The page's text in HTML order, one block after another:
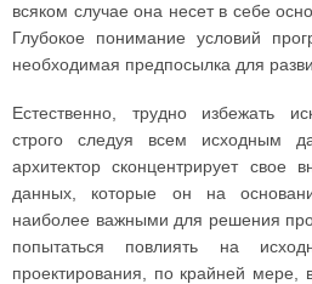
всяком случае она несет в себе
Глубокое понимание условий
необходимая предпосылка для
Естественно, трудно избежать
строго следуя всем исходным
архитектор сконцентрирует свое
данных, которые он на
наиболее важными для решения
попытаться повлиять на
проектирования, по крайней мере,